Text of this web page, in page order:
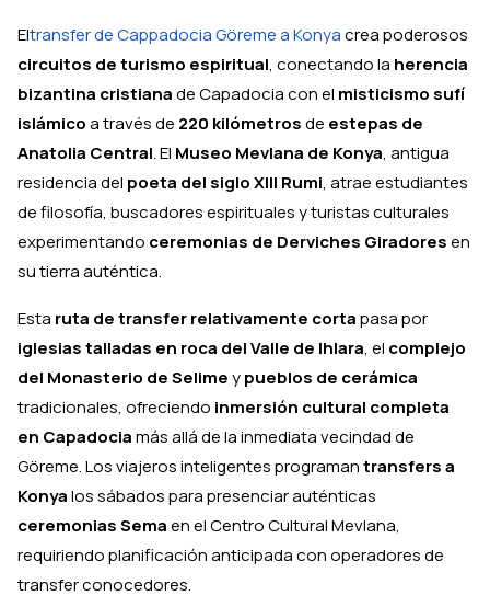
Eltransfer de Cappadocia Göreme a Konyacrea poderosos
circuitos de turismo espiritual, conectando la herencia
bizantina cristianade Capadocia con el misticismo sufí
islámicoa través de 220 kilómetrosde estepas de
Anatolia Central. El Museo Mevlana de Konya, antigua
residencia del poeta del siglo XIII Rumi, atrae estudiantes
de filosofía, buscadores espirituales y turistas culturales
experimentando ceremonias de Derviches Giradoresen
su tierra auténtica.
Esta ruta de transfer relativamente cortapasa por
iglesias talladas en roca del Valle de Ihlara, el complejo
del Monasterio de Selimeypueblos de cerámica
tradicionales, ofreciendo inmersión cultural completa
en Capadociamás allá de la inmediata vecindad de
Göreme. Los viajeros inteligentes programantransfers a
Konyalos sábados para presenciar auténticas
ceremonias Semaen el Centro Cultural Mevlana,
requiriendo planificación anticipada con operadores de
transfer conocedores.